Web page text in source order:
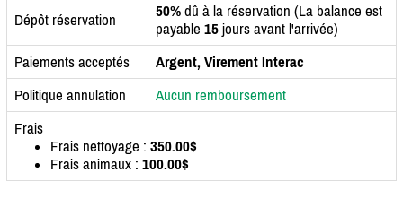
Dépôt réservation 50% dû à la réservation (La balance est
payable 15 jours avant l'arrivée)
Paiements acceptés
Argent, Virement Interac
Politique annulation
Aucun remboursement
Frais
Frais nettoyage : 350.00$
Frais animaux : 100.00$